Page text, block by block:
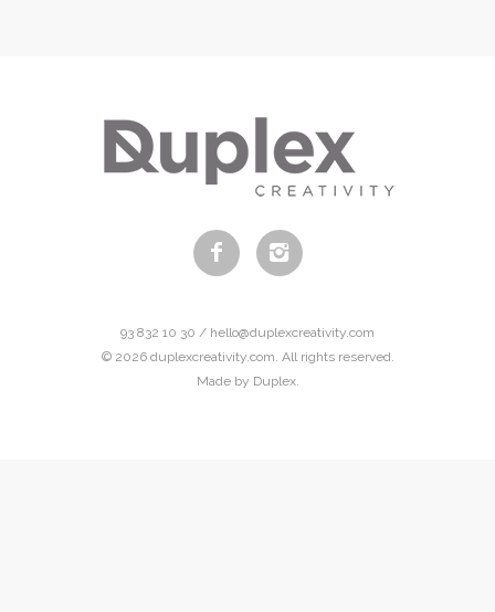
93 832 10 30 / hello@duplexcreativity.com
© 2026 duplexcreativity.com. All rights reserved.
Made by Duplex.